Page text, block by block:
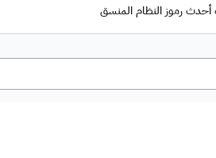
رموز النظام المنسق